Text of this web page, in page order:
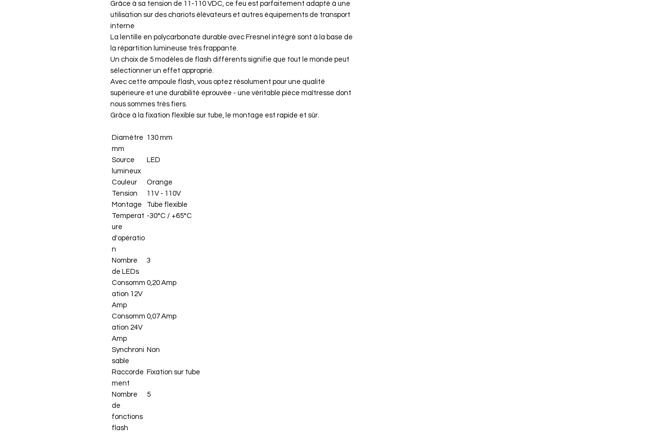
Grâce à sa tension de 11-110 VDC, ce feu est parfaitement adapté à une
utilisation sur des chariots élévateurs et autres équipements de transport
interne
La lentille en polycarbonate durable avec Fresnel intégré sont à la base de
la répartition lumineuse très frappante.
Un choix de 5 modèles de flash différents signifie que tout le monde peut
sélectionner un effet approprié.
Avec cette ampoule flash, vous optez résolument pour une qualité
supérieure et une durabilité éprouvée - une véritable pièce maîtresse dont
nous sommes très fiers.
Grâce à la fixation flexible sur tube, le montage est rapide et sûr.
Diamètre
mm
130 mm
Source
lumineux
LED
Couleur
Orange
Tension
11V - 110V
Montage
Tube flexible
Temperat
ure
d'opératio
n
-30°C / +65°C
Nombre
de LEDs
3
Consomm
ation 12V
Amp
0,20 Amp
Consomm
ation 24V
Amp
0,07 Amp
Synchroni
sable
Non
Raccorde
ment
Fixation sur tube
Nombre
de
fonctions
flash
5